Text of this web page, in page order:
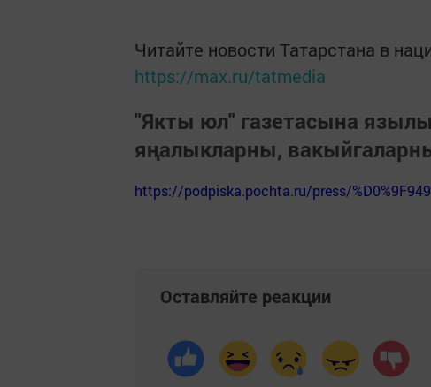
Читайте новости Татарстана в
https://max.ru/tatmedia
"Якты юл" газетасына
яңалыкларны,
https://podpiska.pochta.ru/press/
Оставляйте реакции